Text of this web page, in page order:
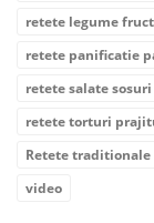
retete legume
retete panificatie
retete salate sosuri
retete torturi
Retete traditionale
video